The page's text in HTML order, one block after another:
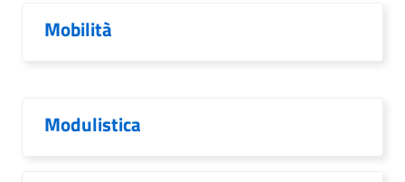
Mobilità
Modulistica